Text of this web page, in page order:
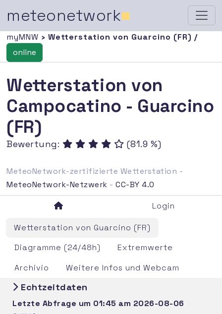
meteonetwork■
myMNW › Wetterstation von Guarcino (FR) /
online
Wetterstation von
Campocatino - Guarcino
(FR)
Bewertung: (81.9 %)
MeteoNetwork-zertifizierte Wetterstation -
MeteoNetwork-Netzwerk -CC-BY 4.0
Login
Wetterstation von Guarcino (FR)
Diagramme (24/48h)
Extremwerte
Archivio
Weitere Infos und Webcam
Echtzeitdaten
Letzte Abfrage um 01:45 am 2026-08-06